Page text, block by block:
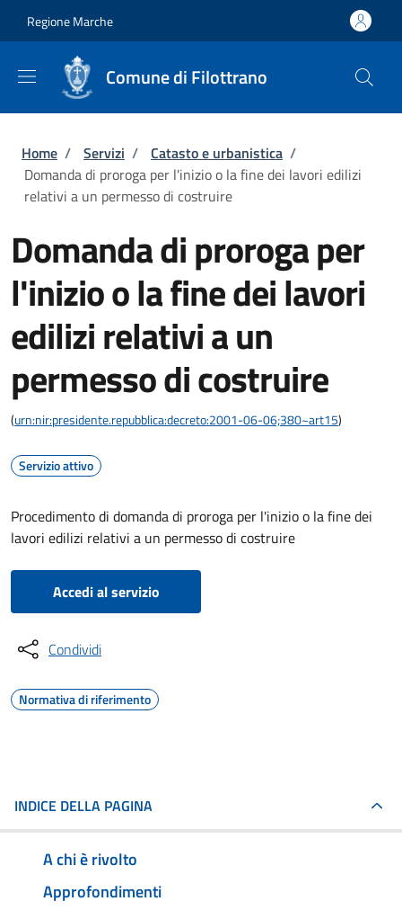
Regione Marche
Comune di Filottrano
Briciole di pane
Home / Servizi / Catasto e urbanistica /
Domanda di proroga per l'inizio o la fine dei lavori edilizi
relativi a un permesso di costruire
Domanda di proroga per
l'inizio o la fine dei lavori
edilizi relativi a un
permesso di costruire
(urn:nir:presidente.repubblica:decreto:2001-06-06;380~art15)
Servizio attivo
Procedimento di domanda di proroga per l'inizio o la fine dei
lavori edilizi relativi a un permesso di costruire
Accedi al servizio
Condividi
Normativa di riferimento
INDICE DELLA PAGINA
A chi è rivolto
Approfondimenti